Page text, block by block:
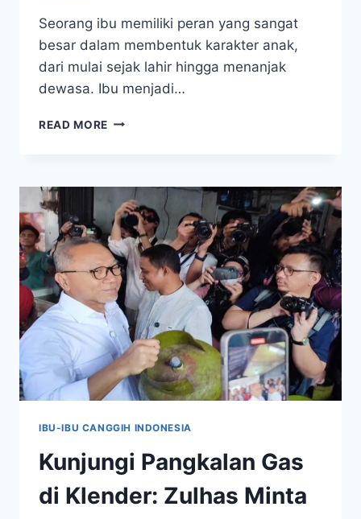
Seorang ibu memiliki peran yang sangat
besar dalam membentuk karakter anak,
dari mulai sejak lahir hingga menanjak
dewasa. Ibu menjadi…
READ MORE PERAN
ANAK
YANG
TANGGUH
DAN
MANDIRI
IBU-IBU CANGGIH INDONESIA
Kunjungi Pangkalan Gas
di Klender: Zulhas Minta